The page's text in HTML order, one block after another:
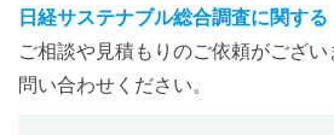
日経サステナブル総合調査に関する
ご相談や見積もりのご依頼がござ
問い合わせください。